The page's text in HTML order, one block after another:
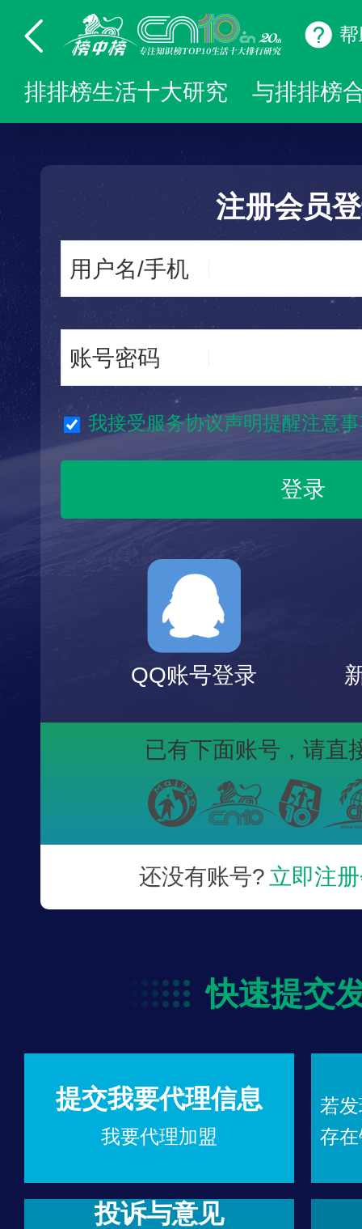
排排榜生活十大研究 与排排榜
注册会员
用户名/手机
账号密码
我接受服务协议声明提醒注意
QQ账号登录
已有下面账号， 请直
还没有账号? 立即注
快速提交
提交我要代理信息
我要代理加盟
若
存
投诉与意见